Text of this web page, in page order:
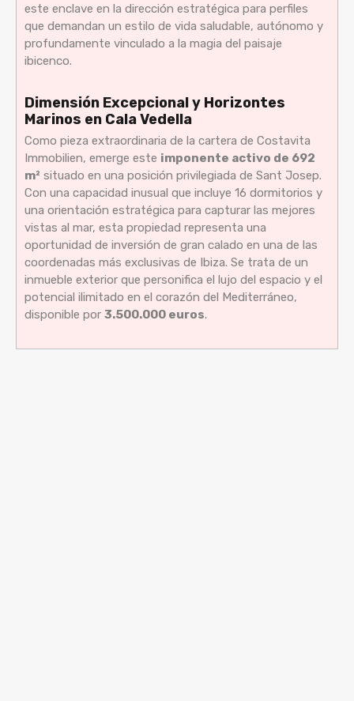
este enclave en la dirección estratégica para perfiles
que demandan un estilo de vida saludable, autónomo y
profundamente vinculado a la magia del paisaje
ibicenco.
Dimensión Excepcional y Horizontes
Marinos en Cala Vedella
Como pieza extraordinaria de la cartera de Costavita
Immobilien, emerge este imponente activo de 692
m² situado en una posición privilegiada de Sant Josep.
Con una capacidad inusual que incluye 16 dormitorios y
una orientación estratégica para capturar las mejores
vistas al mar, esta propiedad representa una
oportunidad de inversión de gran calado en una de las
coordenadas más exclusivas de Ibiza. Se trata de un
inmueble exterior que personifica el lujo del espacio y el
potencial ilimitado en el corazón del Mediterráneo,
disponible por 3.500.000 euros.